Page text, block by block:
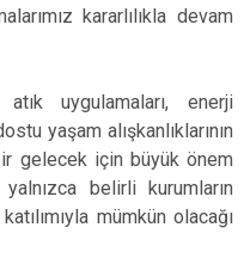
kararlılıkla devam
uygulamaları, enerji
yaşam alışkanlıklarının
gelecek için büyük önem
yalnızca belirli kurumların
mümkün olacağı